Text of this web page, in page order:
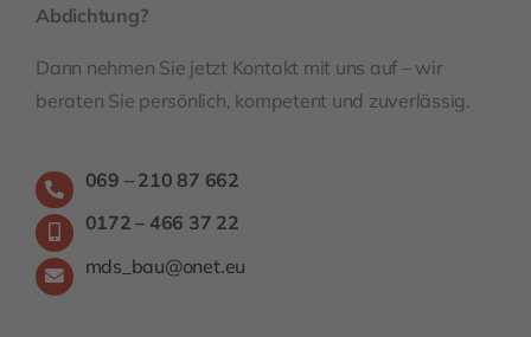
Abdichtung?
Dann nehmen Sie jetzt Kontakt mit uns auf – wir
beraten Sie persönlich, kompetent und zuverlässig.
069 – 210 87 662
0172 – 466 37 22
mds_bau@onet.eu